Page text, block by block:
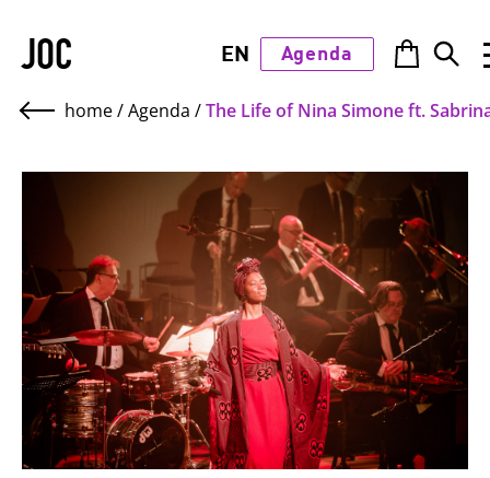
JOC EN Agenda
home/Agenda /The Life of Nina Simone ft.